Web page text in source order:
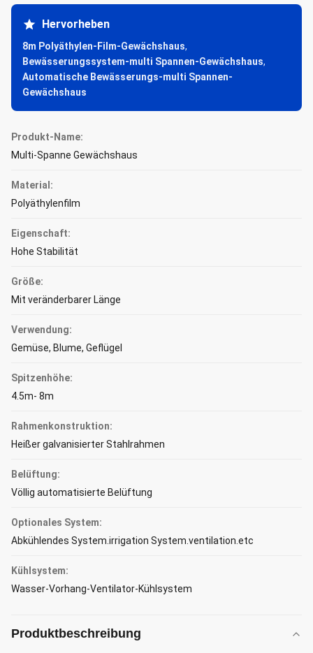
Hervorheben
8m Polyäthylen-Film-Gewächshaus,
Bewässerungssystem-multi Spannen-Gewächshaus,
Automatische Bewässerungs-multi Spannen-
Gewächshaus
Produkt-Name:
Multi-Spanne Gewächshaus
Material:
Polyäthylenfilm
Eigenschaft:
Hohe Stabilität
Größe:
Mit veränderbarer Länge
Verwendung:
Gemüse, Blume, Geflügel
Spitzenhöhe:
4.5m- 8m
Rahmenkonstruktion:
Heißer galvanisierter Stahlrahmen
Belüftung:
Völlig automatisierte Belüftung
Optionales System:
Abkühlendes System.irrigation System.ventilation.etc
Kühlsystem:
Wasser-Vorhang-Ventilator-Kühlsystem
Produktbeschreibung